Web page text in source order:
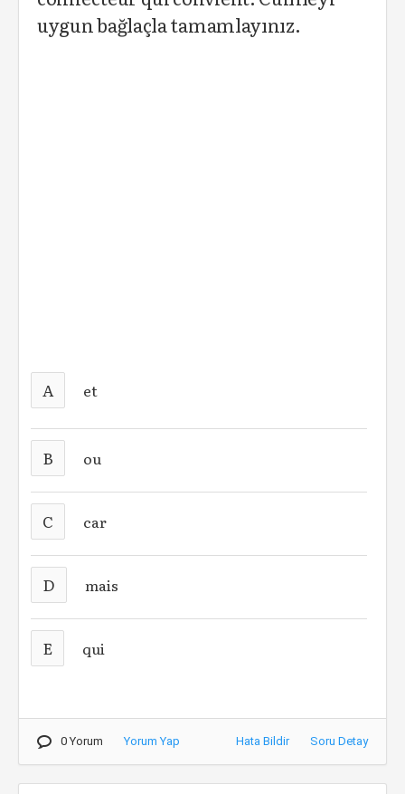
uygun bağlaçla tamamlayınız.
A et
B ou
C car
D mais
E qui
0 Yorum Yorum Yap Hata Bildir Soru Detay